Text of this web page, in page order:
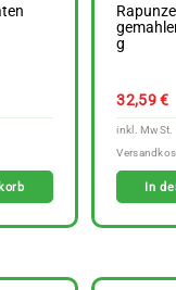
g
32,59€
In